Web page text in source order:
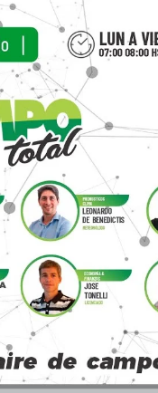
especie cebada,
de los
analizar el
forrajeras
Moreyra.
en
EEA INTA
para ensilaje
(Hordeum
producción de
de las
INTA,
INTA) y